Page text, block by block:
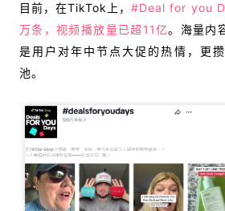
目前，在TikTok上，#Deal for you
万条，视频播放量已超11亿。海量内
是用户对年中节点大促的热情，更
池。